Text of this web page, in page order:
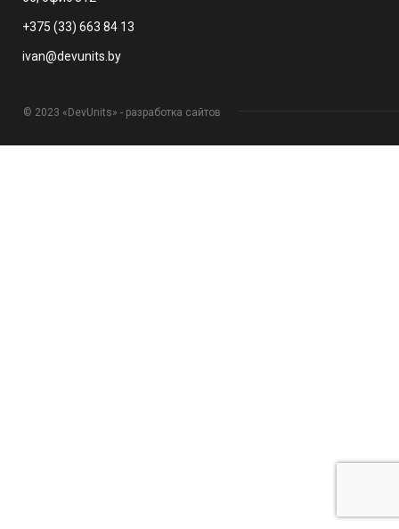
+375 (33) 663 84 13
ivan@devunits.by
© 2023 «DevUnits» - разработка сайтов